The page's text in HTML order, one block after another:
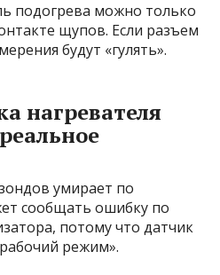
подогрева можно только
щупов. Если разъем
будут «гулять».
нагревателя
умирает по
сообщать ошибку по
потому что датчик
режим».